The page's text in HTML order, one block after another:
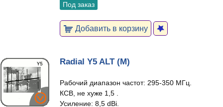
Под заказ
Добавить в корзину
Radial Y5 ALT (M)
Рабочий диапазон частот: 295-350 МГц.
КСВ, не хуже 1,5 .
Усиление: 8,5 dBi.